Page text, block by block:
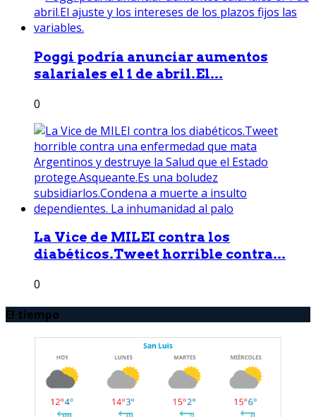
Poggi podría anunciar aumentos
salariales el 1 de abril.El...
0
La Vice de MILEI contra los
diabéticos.Tweet horrible contra...
0
El tiempo